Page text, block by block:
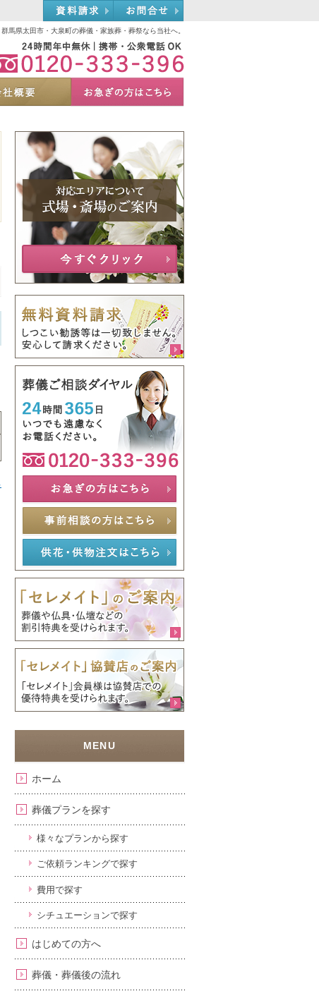
馬県太田市・大泉町の葬儀・家族葬・葬祭なら当社へ。
ホーム
葬儀プランを探す
様々なプランから探す
ご依頼ランキングで探す
費用で探す
シチュエーションで探す
はじめての方へ
葬儀・葬儀後の流れ
資料請求